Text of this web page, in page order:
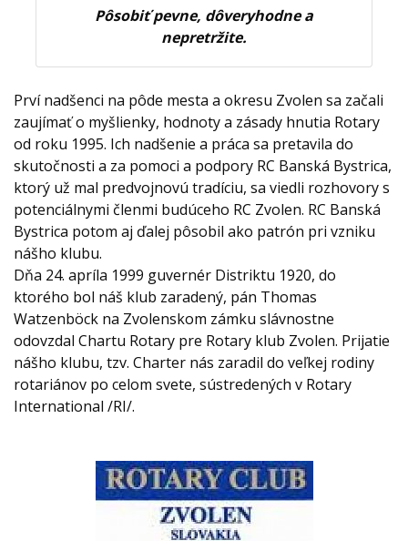
Pôsobiť pevne, dôveryhodne a
nepretržite.
Prví nadšenci na pôde mesta a okresu Zvolen sa začali
zaujímať o myšlienky, hodnoty a zásady hnutia Rotary
od roku 1995. Ich nadšenie a práca sa pretavila do
skutočnosti a za pomoci a podpory RC Banská Bystrica,
ktorý už mal predvojnovú tradíciu, sa viedli rozhovory s
potenciálnymi členmi budúceho RC Zvolen. RC Banská
Bystrica potom aj ďalej pôsobil ako patrón pri vzniku
nášho klubu.
Dňa 24. apríla 1999 guvernér Distriktu 1920, do
ktorého bol náš klub zaradený, pán Thomas
Watzenböck na Zvolenskom zámku slávnostne
odovzdal Chartu Rotary pre Rotary klub Zvolen. Prijatie
nášho klubu, tzv. Charter nás zaradil do veľkej rodiny
rotariánov po celom svete, sústredených v Rotary
International /RI/.